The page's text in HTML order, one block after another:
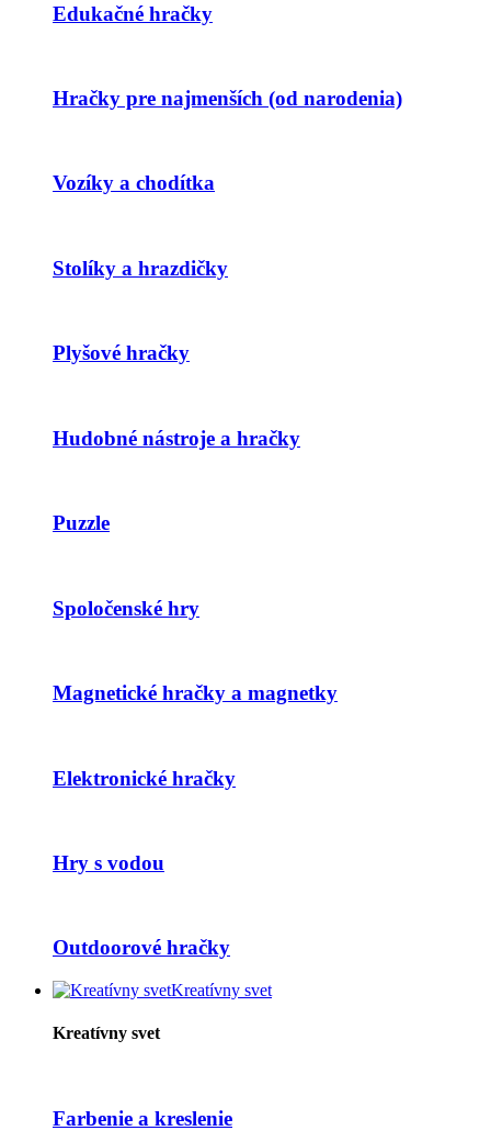
Edukačné hračky
Hračky pre najmenších (od narodenia)
Vozíky a chodítka
Stolíky a hrazdičky
Plyšové hračky
Hudobné nástroje a hračky
Puzzle
Spoločenské hry
Magnetické hračky a magnetky
Elektronické hračky
Hry s vodou
Outdoorové hračky
Kreatívny svet
Kreatívny svet
Farbenie a kreslenie